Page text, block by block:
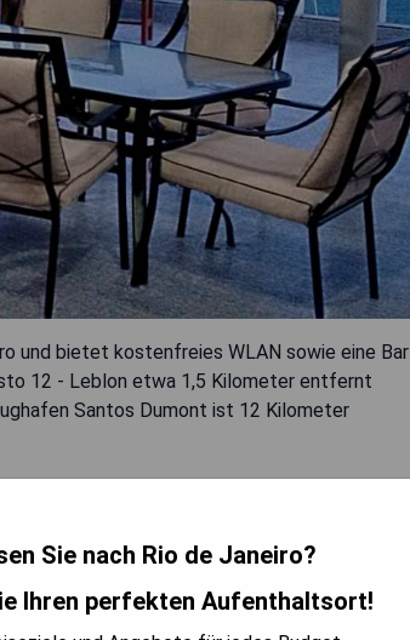
und bietet kostenfreies WLAN sowie eine Bar
12 - Leblon etwa 1,5 Kilometer entfernt
Santos Dumont ist 12 Kilometer
Sie nach Rio de Janeiro?
Ihren perfekten Aufenthaltsort!